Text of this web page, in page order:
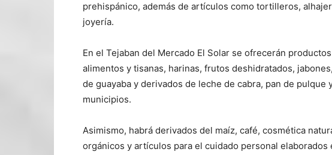
prehispánico, además de artículos como tortilleros,
joyería.
En el Tejaban del Mercado El Solar se ofrecerán
alimentos y tisanas, harinas, frutos deshidratados,
de guayaba y derivados de leche de cabra, pan de
municipios.
Asimismo, habrá derivados del maíz, café, cosmética
orgánicos y artículos para el cuidado personal elaborados